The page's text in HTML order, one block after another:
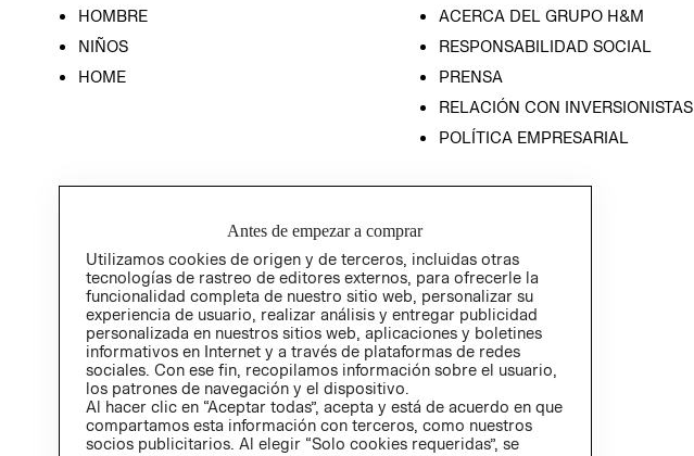
HOMBRE
NIÑOS
HOME
ACERCA DEL GRUPO H&M
RESPONSABILIDAD SOCIAL
PRENSA
RELACIÓN CON INVERSIONISTAS
POLÍTICA EMPRESARIAL
Antes de empezar a comprar
Utilizamos cookies de origen y de terceros, incluidas otras
tecnologías de rastreo de editores externos, para ofrecerle la
funcionalidad completa de nuestro sitio web, personalizar su
experiencia de usuario, realizar análisis y entregar publicidad
personalizada en nuestros sitios web, aplicaciones y boletines
informativos en Internet y a través de plataformas de redes
sociales. Con ese fin, recopilamos información sobre el usuario,
los patrones de navegación y el dispositivo.
Al hacer clic en “Aceptar todas”, acepta y está de acuerdo en que
compartamos esta información con terceros, como nuestros
socios publicitarios. Al elegir “Solo cookies requeridas”, se